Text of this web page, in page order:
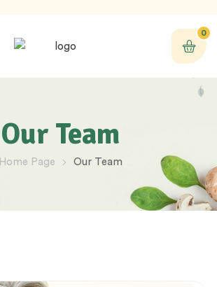
0
Our Team
Home Page Our Team